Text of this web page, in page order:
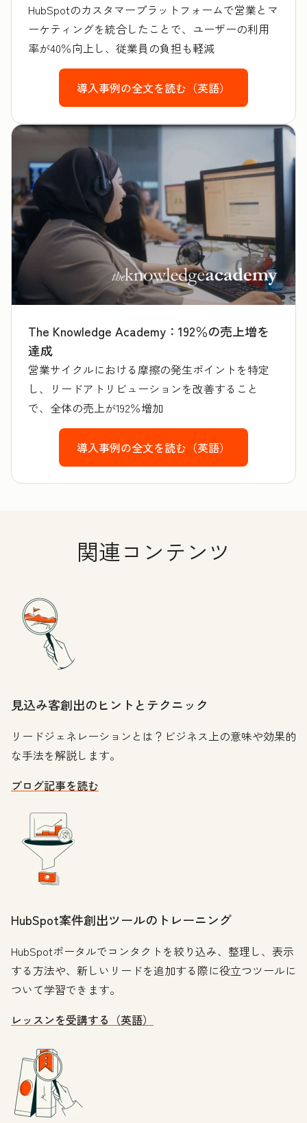
HubSpotのカスタマープラットフォームで営業とマ
ーケティングを統合したことで、ユーザーの利用
率が40％向上し、従業員の負担も軽減
導入事例の全文を読む（英語）
The Knowledge Academy：192％の売上増を
達成
営業サイクルにおける摩擦の発生ポイントを特定
し、リードアトリビューションを改善すること
で、全体の売上が192％増加
導入事例の全文を読む（英語）
関連コンテンツ
見込み客創出のヒントとテクニック
リードジェネレーションとは？ビジネス上の意味や効果的
な手法を解説します。
ブログ記事を読む
HubSpot案件創出ツールのトレーニング
HubSpotポータルでコンタクトを絞り込み、整理し、表示
する方法や、新しいリードを追加する際に役立つツールに
ついて学習できます。
レッスンを受講する（英語）